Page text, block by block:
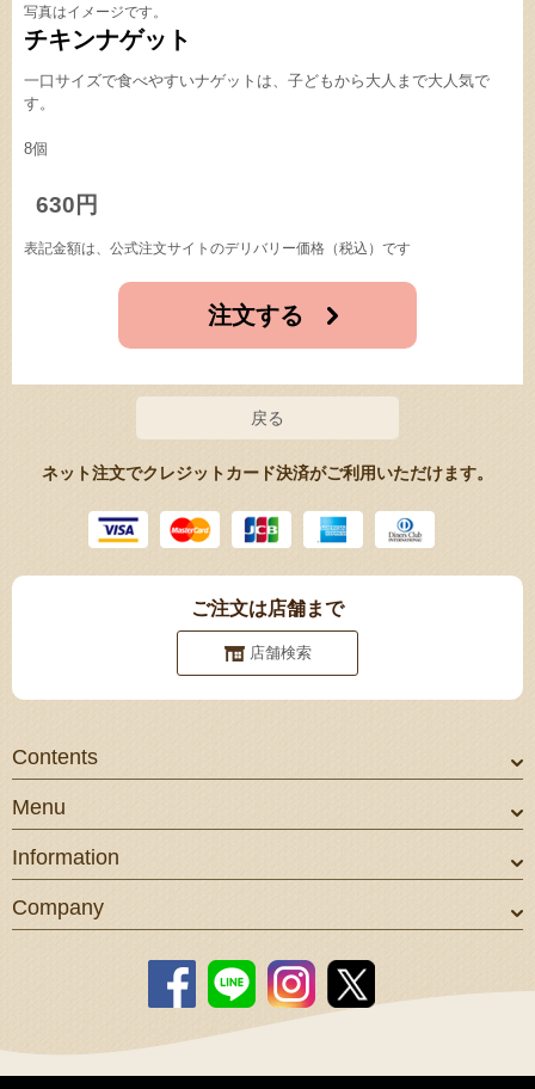
写真はイメージです。
チキンナゲット
一口サイズで食べやすいナゲットは、子どもから大人まで大人気で
す。
8個
630円
表記金額は、公式注文サイトのデリバリー価格（税込）です
注文する
戻る
ネット注文でクレジットカード決済がご利用いただけます。
ご注文は店舗まで
店舗検索
Contents
Menu
Information
Company